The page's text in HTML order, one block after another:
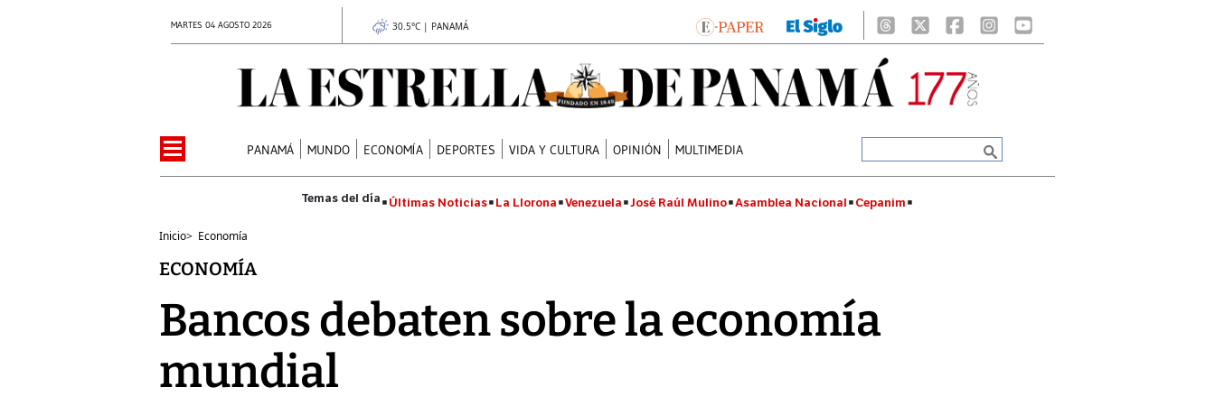
MARTES 04 AGOSTO 2026 30.5°C | PANAMÁ
PANAMÁ MUNDO ECONOMÍA DEPORTES VIDA Y CULTURA OPINIÓN MULTIMEDIA
Últimas Noticias La Llorona Venezuela José Raúl Mulino Asamblea Nacional Cepanim
Inicio> Economía
ECONOMÍA
Bancos debaten sobre la economía
mundial